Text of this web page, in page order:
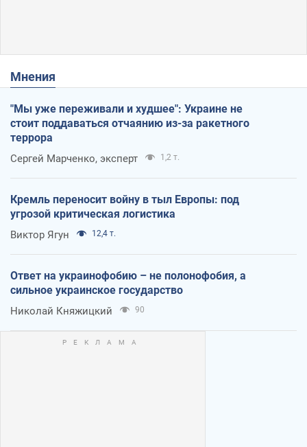
Мнения
"Мы уже переживали и худшее": Украине не
стоит поддаваться отчаянию из-за ракетного
террора
Сергей Марченко, эксперт 1,2 т.
Кремль переносит войну в тыл Европы: под
угрозой критическая логистика
Виктор Ягун 12,4 т.
Ответ на украинофобию – не полонофобия, а
сильное украинское государство
Николай Княжицкий 90